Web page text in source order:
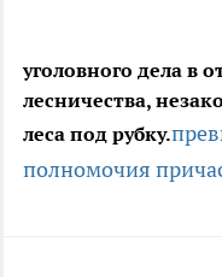
уголовного дела в
лесничества,
леса под рубку.
полномочия